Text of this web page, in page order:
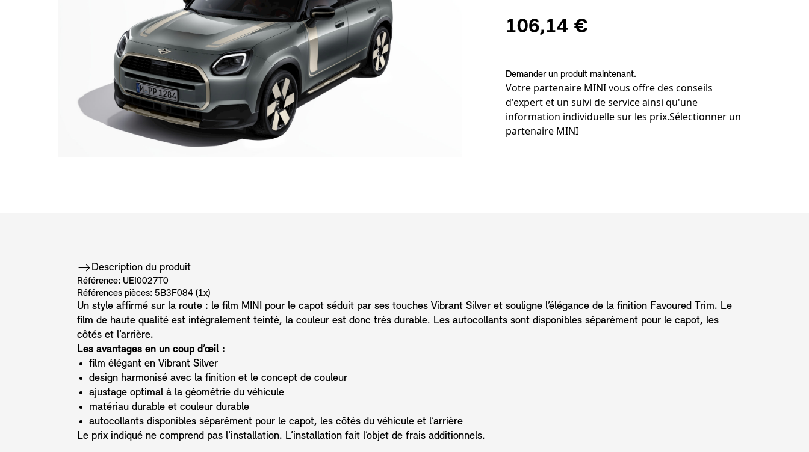
106,14 €
Demander un produit maintenant.
Votre partenaire MINI vous offre des conseils
d'expert et un suivi de service ainsi qu'une
information individuelle sur les prix.Sélectionner un
partenaire MINI
Description du produit
Référence: UEI0027T0
Références pièces: 5B3F084 (1x)
Un style affirmé sur la route : le film MINI pour le capot séduit par ses touches Vibrant Silver et souligne l’élégance de la finition Favoured Trim. Le
film de haute qualité est intégralement teinté, la couleur est donc très durable. Les autocollants sont disponibles séparément pour le capot, les
côtés et l’arrière.
Les avantages en un coup d’œil :
film élégant en Vibrant Silver
design harmonisé avec la finition et le concept de couleur
ajustage optimal à la géométrie du véhicule
matériau durable et couleur durable
autocollants disponibles séparément pour le capot, les côtés du véhicule et l’arrière
Le prix indiqué ne comprend pas l'installation. L’installation fait l’objet de frais additionnels.